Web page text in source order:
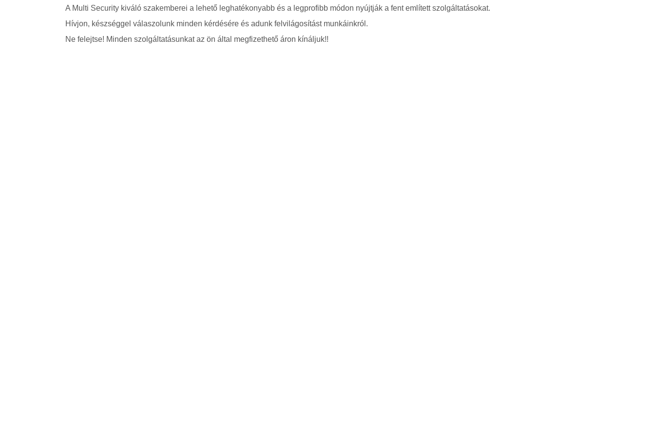
A Multi Security kiváló szakemberei a lehető leghatékonyabb és a legprofibb módon nyújtják a fent említett szolgáltatásokat.
Hívjon, készséggel válaszolunk minden kérdésére és adunk felvilágosítást munkáinkról.
Ne felejtse! Minden szolgáltatásunkat az ön által megfizethető áron kínáljuk!!